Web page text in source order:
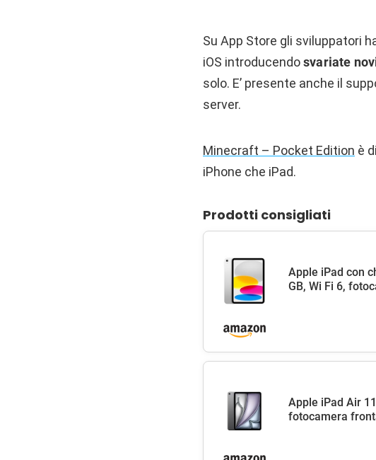
Su App Store gli sviluppatori
iOS introducendosvariate
solo. E’ presente anche il
server.
Minecraft – Pocket Edition è
iPhone che iPad.
Prodotti consigliati
Apple iPad con
GB, Wi Fi 6,
Apple iPad Air
fotocamera